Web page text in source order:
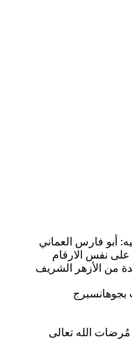
أبو فارس العماني
على نفس الارقام
من الأزهر الشريف
بجوهانسبرج
مُرضات الله تعالى